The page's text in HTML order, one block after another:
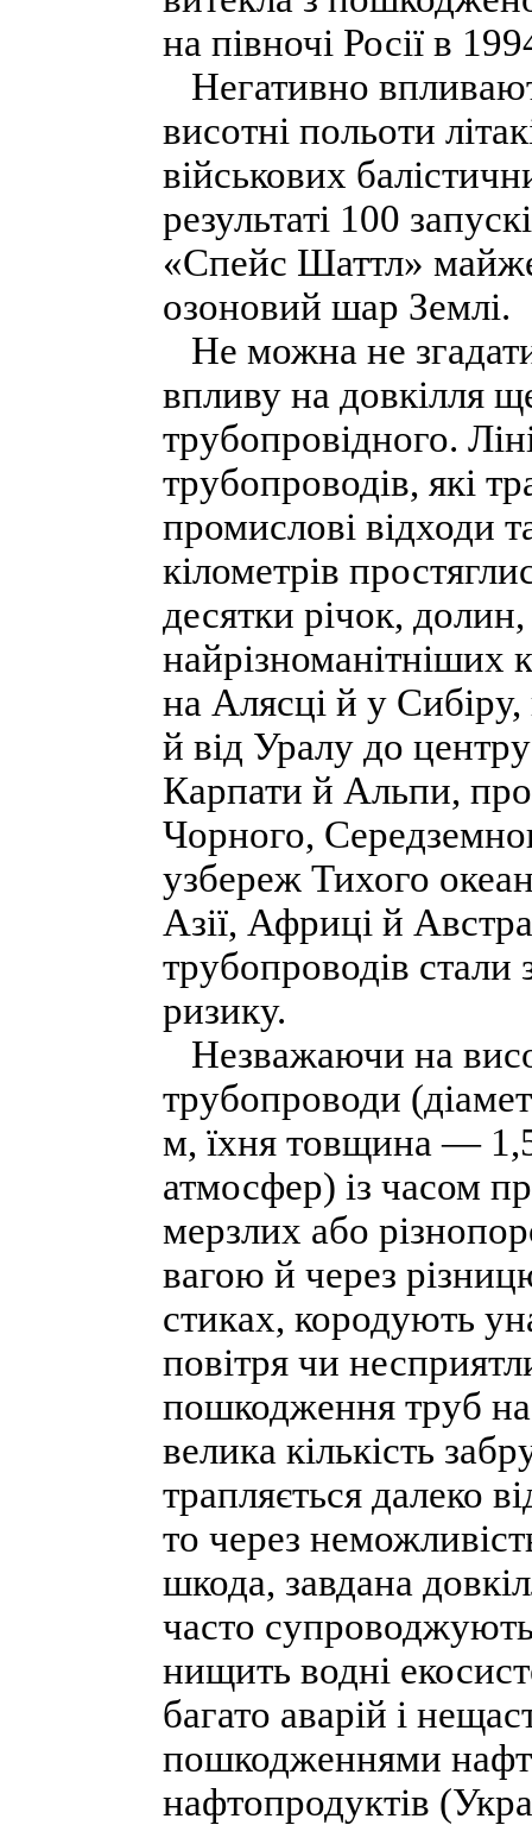
на півночі Росії в
Негативно
висотні польоти
військових
результаті 100
«Спейс Шаттл»
озоновий шар Землі.
Не можна не
впливу на довкілля
трубопровідного.
трубопроводів, які
промислові відходи
кілометрів
десятки річок,
найрізноманітніших
на Алясці й у
й від Уралу до
Карпати й Альпи,
Чорного,
узбереж Тихого
Азії, Африці й
трубопроводів стали
ризику.
Незважаючи на
трубопроводи
м, їхня товщина —
атмосфер) із часом
мерзлих або
вагою й через
стиках, кородують
повітря чи
пошкодження труб на
велика кількість
трапляється далеко
то через
шкода, завдана
часто
нищить водні
багато аварій і
пошкодженнями
нафтопродуктів